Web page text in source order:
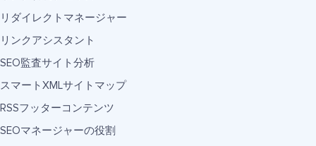
リダイレクトマネージャー
リンクアシスタント
SEO監査サイト分析
スマートXMLサイトマップ
RSSフッターコンテンツ
SEOマネージャーの役割